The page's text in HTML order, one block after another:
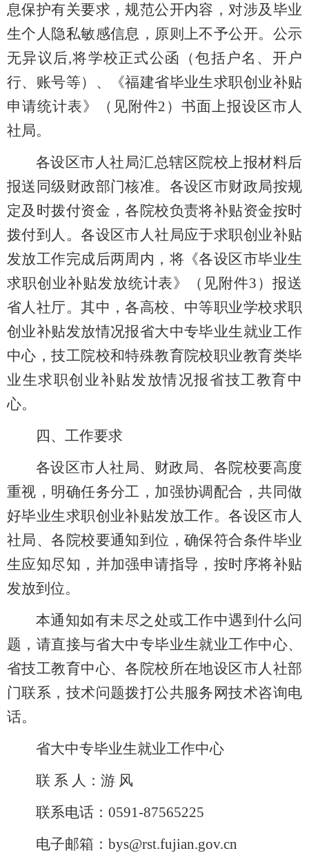
息保护有关要求，规范公开内容，对涉及毕业
生个人隐私敏感信息，原则上不予公开。公示
无异议后,将学校正式公函（包括户名、开户
行、账号等）、《福建省毕业生求职创业补贴
申请统计表》（见附件2）书面上报设区市人
社局。
各设区市人社局汇总辖区院校上报材料后
报送同级财政部门核准。各设区市财政局按规
定及时拨付资金 ，各院校负责将补贴资金按时
拨付到人。各设区市人社局应于求职创业补贴
发放工作完成后两周内，将《各设区市毕业生
求职创业补贴发放统计表》（见附件3）报送
省人社厅。其中，各高校、中等职业学校求职
创业补贴发放情况报省大中专毕业生就业工作
中心，技工院校和特殊教育院校职业教育类毕
业生求职创业补贴发放情况报省技工教育中
心。
四、工作要求
各设区市人社局、 财政局、 各院校要高度
重视， 明确任务分工，加强协调配合 ，共同做
好毕业生求职创业补贴发放工作。各设区市人
社局、各院校要通知到位，确保符合条件毕业
生应知尽知，并加强申请指导，按时序将补贴
发放到位。
本通知如有未尽之处或工作中遇到什么问
题，请直接与省大中专毕业生就业工作中心、
省技工教育中心、各院校所在地设区市人社部
门联系，技术问题拨打公共服务网技术咨询电
话。
省大中专毕业生就业工作中心
联 系 人：游 风
联系电话：0591-87565225
电子邮箱：bys@rst.fujian.gov.cn